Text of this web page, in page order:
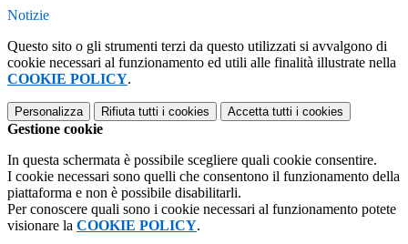
Notizie
Questo sito o gli strumenti terzi da questo utilizzati si avvalgono di
cookie necessari al funzionamento ed utili alle finalità illustrate nella
COOKIE POLICY.
Personalizza Rifiuta tutti i cookies Accetta tutti i cookies
Gestione cookie
In questa schermata è possibile scegliere quali cookie consentire.
I cookie necessari sono quelli che consentono il funzionamento della
piattaforma e non è possibile disabilitarli.
Per conoscere quali sono i cookie necessari al funzionamento potete
visionare la COOKIE POLICY.